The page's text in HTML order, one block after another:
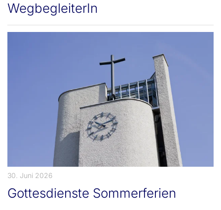
WegbegleiterIn
30. Juni 2026
Gottesdienste Sommerferien